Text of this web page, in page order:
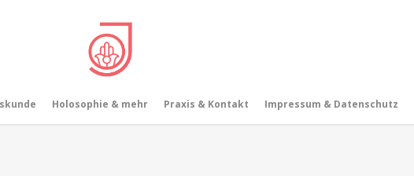
Holosophie & mehr Praxis & Kontakt Impressum & Datenschutz